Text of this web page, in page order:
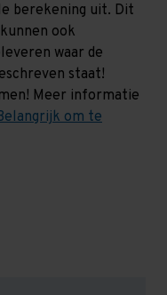
berekening uit. Dit
ook
waar de
staat!
Meer informatie
om te